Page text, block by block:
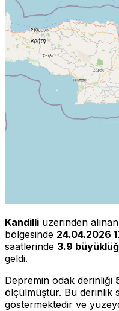
Kandilli üzerinden
bölgesinde 24.04.2026
saatlerinde 3.9
geldi.
Depremin odak derinliği
ölçülmüştür. Bu derinlik
göstermektedir ve